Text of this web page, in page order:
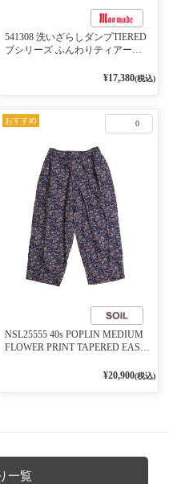
541308 洗いざらしダンプTIERED
ブシリーズ ふんわりティアード
¥17,380(税込)
0
おすすめ
NSL25555 40s POPLIN MEDIUM
FLOWER PRINT TAPERED EASY
¥20,900(税込)
一覧